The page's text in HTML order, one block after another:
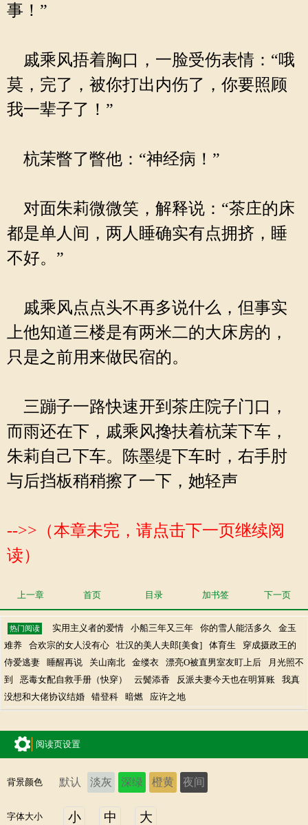
事！”
戚乘风捂着胸口，一脸受伤表情：“哦
莫，完了，被你打出内伤了，你要照顾
我一辈子了！”
杭茉瞥了瞥他：“神经病！”
对面朱莉微微笑，解释说：“茶庄的床
都是单人间，两人睡确实有点拥挤，睡
不好。”
戚乘风点点头不再多说什么，但事实
上他知道三楼是有两米二的大床房的，
只是之前用来做民宿的。
三蹦子一路快速开到茶庄院子门口，
而雨还在下，戚乘风搀扶着杭茉下车，
朱莉自己下车。陈墨缇下车时，右手肘
与后挡板稍稍擦了一下，她轻声
-->>（本章未完，请点击下一页继续阅
读）
上一章 首页 目录 加书签 下一页
热门阅读 实用主义者的爱情 小船三年又三年 你的雪人能活多久
金玉
难养
合欢宗的女人没有心 壮汉的美人夫郎[美食] 体育生
穿成摄政王的
侍爱逃妻
睡醒再说 关山南北 金缕衣 漂亮O被直男室友盯上后
月光照不
到
恶毒女配自救手册（快穿） 云鬓添香 反派夫妻今天也在明算账
我真
没想和大佬协议结婚
错登科 暗燃 应许之地
阅读页设置
背景颜色 默认 淡灰 深绿 橙黄 夜间
字体大小 小 中 大